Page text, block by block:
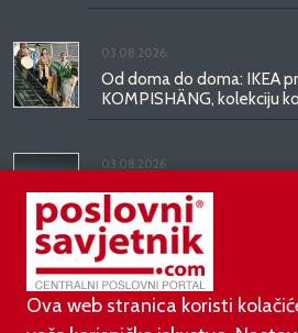
03.08.2026.
Od doma do doma: IKEA
KOMPISHÄNG, kolekciju
03.08.2026.
Kineski BYD predstavio
Mercedesove S-klase,
kilometara
Ova web stranica koristi